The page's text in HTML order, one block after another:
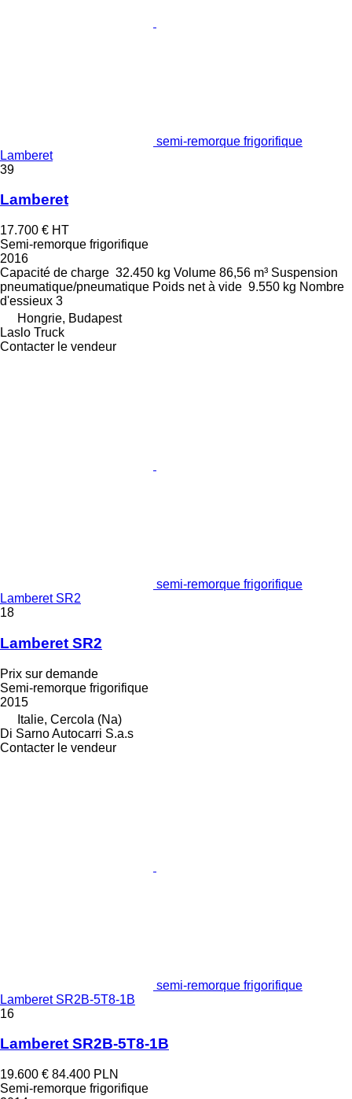
semi-remorque frigorifique
Lamberet
39
Lamberet
17.700 € HT
Semi-remorque frigorifique
2016
Capacité de charge 32.450 kg Volume 86,56 m³ Suspension
pneumatique/pneumatique Poids net à vide 9.550 kg Nombre
d'essieux 3
Hongrie, Budapest
Laslo Truck
Contacter le vendeur
semi-remorque frigorifique
Lamberet SR2
18
Lamberet SR2
Prix sur demande
Semi-remorque frigorifique
2015
Italie, Cercola (Na)
Di Sarno Autocarri S.a.s
Contacter le vendeur
semi-remorque frigorifique
Lamberet SR2B-5T8-1B
16
Lamberet SR2B-5T8-1B
19.600 € 84.400 PLN
Semi-remorque frigorifique